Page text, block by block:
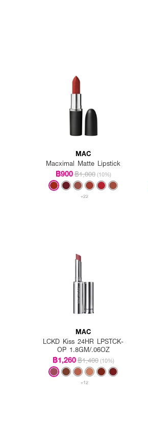
MAC
Macximal Matte Lipstick
฿900฿1,000 (10%)
+22
MAC
LCKD Kiss 24HR LPSTCK-
OP 1.8GM/.06OZ
฿1,260฿1,400 (10%)
+12